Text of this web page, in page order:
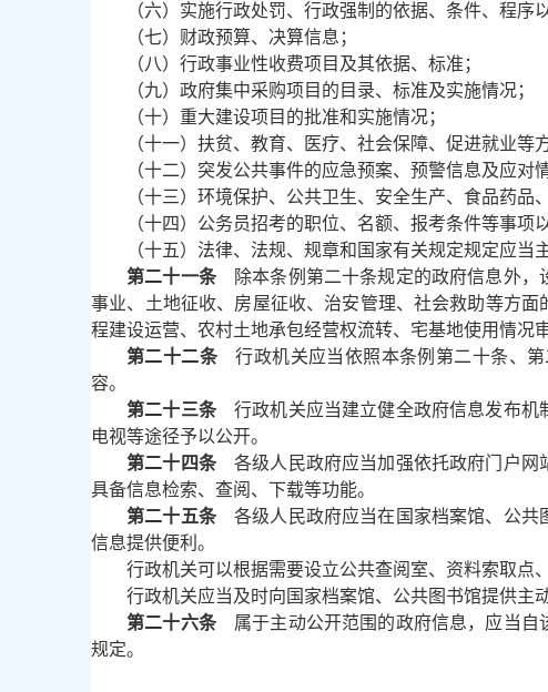
（六）实施行政处罚、行政强制的依据、条件、程序
（七）财政预算、决算信息；
（八）行政事业性收费项目及其依据、标准；
（九）政府集中采购项目的目录、标准及实施情况；
（十）重大建设项目的批准和实施情况；
（十一）扶贫、教育、医疗、社会保障、促进就业等
（十二）突发公共事件的应急预案、预警信息及应对情
（十三）环境保护、公共卫生、安全生产、食品药品
（十四）公务员招考的职位、名额、报考条件等事项
（十五）法律、法规、规章和国家有关规定规定应当
第二十一条除本条例第二十条规定的政府信息外，
事业、土地征收、房屋征收、治安管理、社会救助等方
程建设运营、农村土地承包经营权流转、宅基地使用情况
第二十二条行政机关应当依照本条例第二十条、第
容。
第二十三条行政机关应当建立健全政府信息发布机
电视等途径予以公开。
第二十四条各级人民政府应当加强依托政府门户网
具备信息检索、查阅、下载等功能。
第二十五条各级人民政府应当在国家档案馆、公共
信息提供便利。
行政机关可以根据需要设立公共查阅室、资料索取点
行政机关应当及时向国家档案馆、公共图书馆提供主
第二十六条属于主动公开范围的政府信息，应当自
规定。